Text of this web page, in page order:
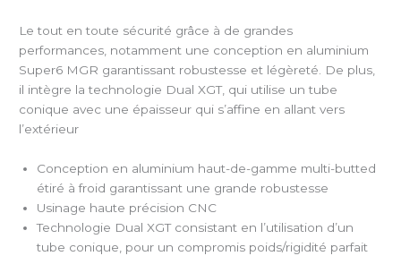
Le tout en toute sécurité grâce à de grandes
performances, notamment une conception en aluminium
Super6 MGR garantissant robustesse et légèreté. De plus,
il intègre la technologie Dual XGT, qui utilise un tube
conique avec une épaisseur qui s’affine en allant vers
l’extérieur
Conception en aluminium haut-de-gamme multi-butted
étiré à froid garantissant une grande robustesse
Usinage haute précision CNC
Technologie Dual XGT consistant en l’utilisation d’un
tube conique, pour un compromis poids/rigidité parfait